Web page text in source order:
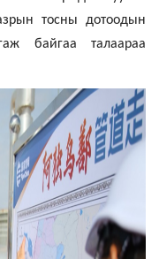
тосны дотоодын
байгаа талаараа